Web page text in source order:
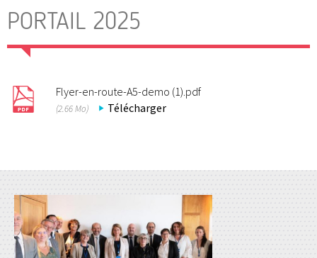
PORTAIL 2025
Flyer-en-route-A5-demo (1).pdf
(2.66 Mo) Télécharger